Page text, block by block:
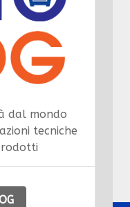
dal mondo
tecniche